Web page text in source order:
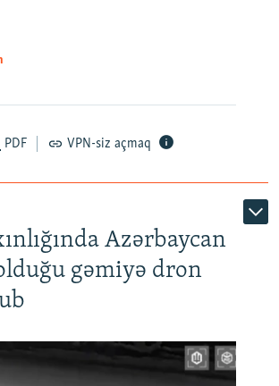
PDF VPN-siz açmaq
Azərbaycan
gəmiyə dron